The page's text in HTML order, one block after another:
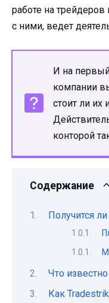
работе на трейдеров
с ними, ведет
И на
компании
стоит ли их
конторой
Содержание
Получится
Что
Как